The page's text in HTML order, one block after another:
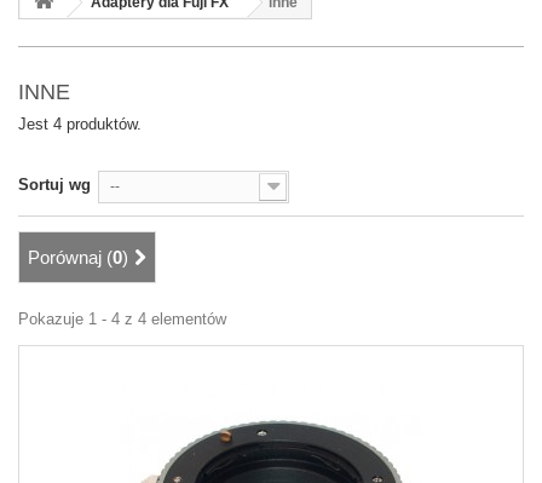
INNE
Jest 4 produktów.
Sortuj wg --
Porównaj (0)
Pokazuje 1 - 4 z 4 elementów